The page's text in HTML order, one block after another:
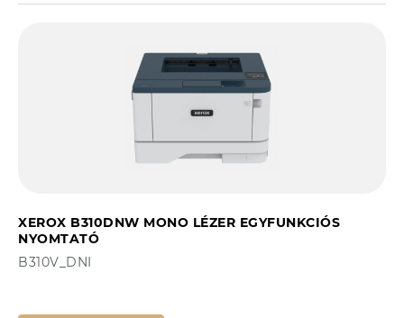
XEROX B310DNW MONO LÉZER EGYFUNKCIÓS
NYOMTATÓ
B310V_DNI